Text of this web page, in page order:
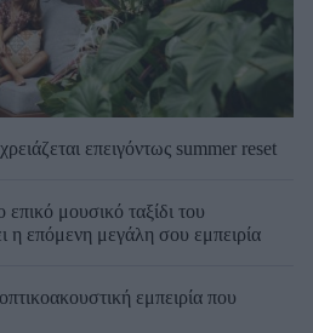
επειγόντως summer reset
μουσικό ταξίδι του
η επόμενη μεγάλη σου εμπειρία
εμπειρία που